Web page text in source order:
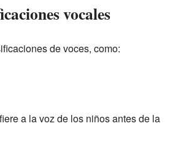
vocales
de voces, como:
a la voz de los niños antes de la